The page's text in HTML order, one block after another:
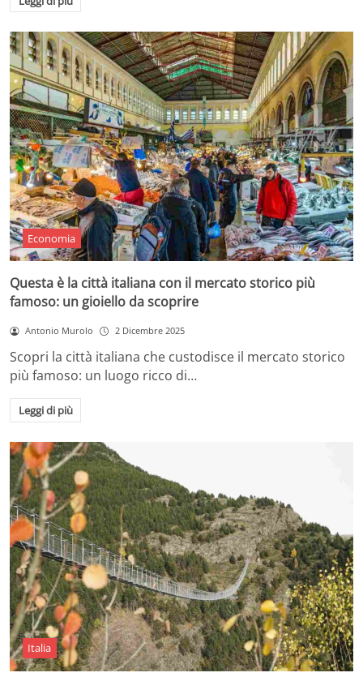
Economia
Questa è la città italiana con il mercato storico più
famoso: un gioiello da scoprire
Antonio Murolo 2 Dicembre 2025
Scopri la città italiana che custodisce il mercato storico
più famoso: un luogo ricco di…
Leggi di più
Italia